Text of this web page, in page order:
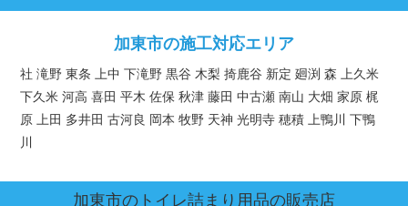
加東市の施工対応エリア
社 滝野 東条 上中 下滝野 黒谷 木梨 掎鹿谷 新定 廻渕 森 上久米
下久米 河高 喜田 平木 佐保 秋津 藤田 中古瀬 南山 大畑 家原 梶
原 上田 多井田 古河良 岡本 牧野 天神 光明寺 穂積 上鴨川 下鴨
川
加東市のトイレ詰まり用品の販売店